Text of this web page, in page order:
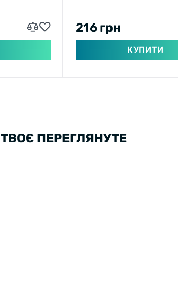
216 грн
КУПИТИ
ТВОЄ ПЕРЕГЛЯНУТЕ